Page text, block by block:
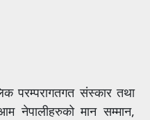
परम्परागतगत संस्कार तथा
नेपालीहरुको मान सम्मान,